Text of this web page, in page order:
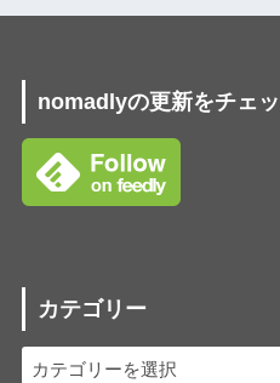
nomadlyの更新をチェッ
カテゴリー